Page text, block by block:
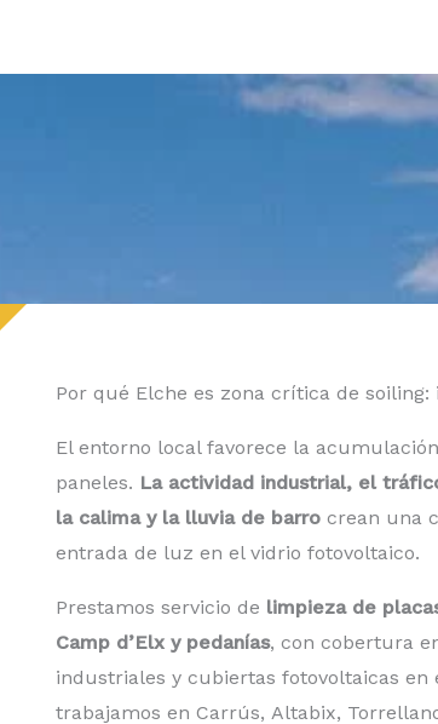
Por qué Elche es zona crítica de
El entorno local favorece la
paneles. La actividad industrial, el
la calima y la lluvia de barro crean una
entrada de luz en el vidrio fotovoltaico.
Prestamos servicio de limpieza de
Camp d’Elx y pedanías, con cobertura
industriales y cubiertas fotovoltaicas en
trabajamos en Carrús, Altabix,